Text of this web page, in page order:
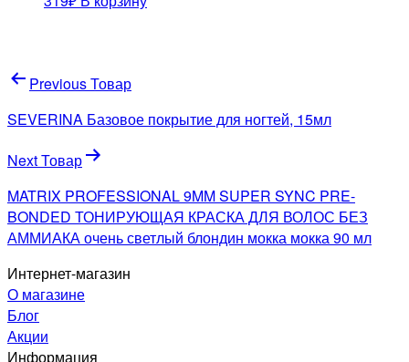
Навигация
по
записям
Previous Товар
SEVERINA Базовое покрытие для ногтей, 15мл
Next Товар
MATRIX PROFESSIONAL 9MM SUPER SYNC PRE-
BONDED ТОНИРУЮЩАЯ КРАСКА ДЛЯ ВОЛОС БЕЗ
АММИАКА очень светлый блондин мокка мокка 90 мл
Интернет-магазин
О магазине
Блог
Акции
Информация